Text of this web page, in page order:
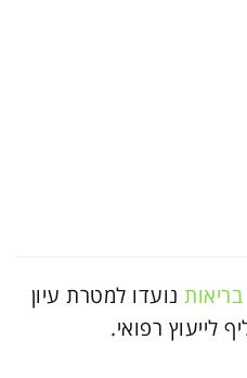
בריאותנועדו למטרת עיון
לייעוץ רפואי.